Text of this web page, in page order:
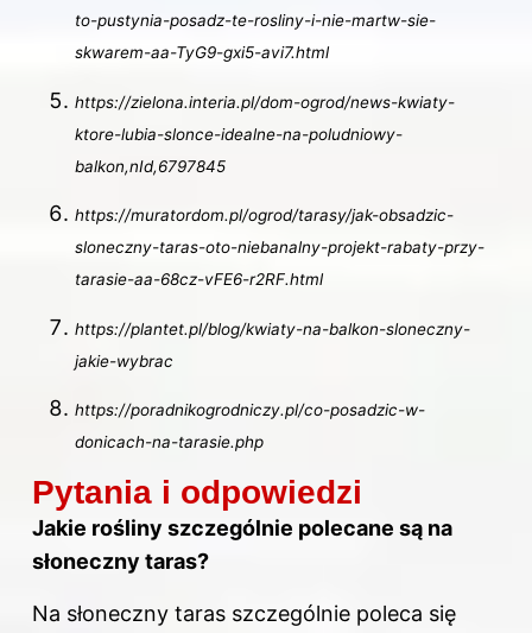
to-pustynia-posadz-te-rosliny-i-nie-martw-sie-
skwarem-aa-TyG9-gxi5-avi7.html
https://zielona.interia.pl/dom-ogrod/news-kwiaty-
ktore-lubia-slonce-idealne-na-poludniowy-
balkon,nId,6797845
https://muratordom.pl/ogrod/tarasy/jak-obsadzic-
sloneczny-taras-oto-niebanalny-projekt-rabaty-przy-
tarasie-aa-68cz-vFE6-r2RF.html
https://plantet.pl/blog/kwiaty-na-balkon-sloneczny-
jakie-wybrac
https://poradnikogrodniczy.pl/co-posadzic-w-
donicach-na-tarasie.php
Pytania i odpowiedzi
Jakie rośliny szczególnie polecane są na
słoneczny taras?
Na słoneczny taras szczególnie poleca się